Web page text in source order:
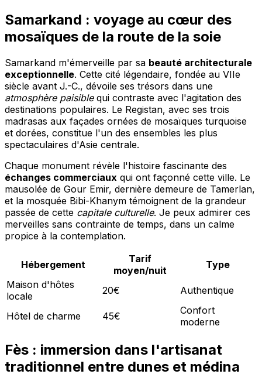
Samarkand : voyage au cœur des
mosaïques de la route de la soie
Samarkand m'émerveille par sa beauté architecturale
exceptionnelle. Cette cité légendaire, fondée au VIIe
siècle avant J.-C., dévoile ses trésors dans une
atmosphère paisiblequi contraste avec l'agitation des
destinations populaires. Le Registan, avec ses trois
madrasas aux façades ornées de mosaïques turquoise
et dorées, constitue l'un des ensembles les plus
spectaculaires d'Asie centrale.
Chaque monument révèle l'histoire fascinante des
échanges commerciaux qui ont façonné cette ville. Le
mausolée de Gour Emir, dernière demeure de Tamerlan,
et la mosquée Bibi-Khanym témoignent de la grandeur
passée de cette capitale culturelle. Je peux admirer ces
merveilles sans contrainte de temps, dans un calme
propice à la contemplation.
Hébergement
Tarif
moyen/nuit
Type
Maison d'hôtes
locale
20€ Authentique
Hôtel de charme 45€
Confort
moderne
Fès : immersion dans l'artisanat
traditionnel entre dunes et médina